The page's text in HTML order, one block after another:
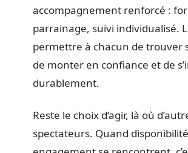
accompagnement renforcé :
parrainage, suivi individualisé.
permettre à chacun de trouver
de monter en confiance et de
durablement.
Reste le choix d’agir, là où
spectateurs. Quand